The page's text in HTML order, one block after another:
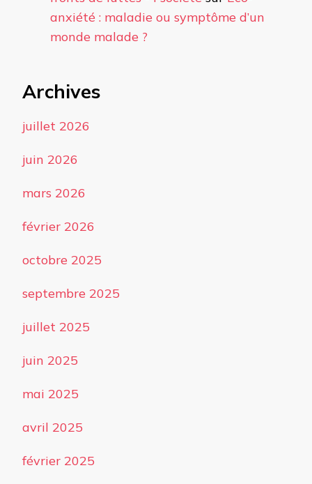
anxiété : maladie ou symptôme d’un
monde malade ?
Archives
juillet 2026
juin 2026
mars 2026
février 2026
octobre 2025
septembre 2025
juillet 2025
juin 2025
mai 2025
avril 2025
février 2025